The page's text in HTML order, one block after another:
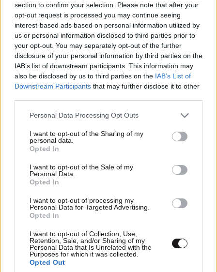
section to confirm your selection. Please note that after your
opt-out request is processed you may continue seeing
interest-based ads based on personal information utilized by
us or personal information disclosed to third parties prior to
your opt-out. You may separately opt-out of the further
disclosure of your personal information by third parties on the
IAB’s list of downstream participants. This information may
also be disclosed by us to third parties on the IAB’s List of
Downstream Participants that may further disclose it to other
Please note that this website/app uses one or more Google
not limited to your visit or usage behaviour. You may click to
grant or deny consent to Google and its third-party tags to
use your data for below specified purposes in below Google
consent section.
Personal Data Processing Opt Outs
I want to opt-out of the Sharing of my
personal data.
Opted In
I want to opt-out of the Sale of my
Personal Data.
Opted In
I want to opt-out of processing my
Personal Data for Targeted Advertising.
Opted In
I want to opt-out of Collection, Use,
Retention, Sale, and/or Sharing of my
Personal Data that Is Unrelated with the
Purposes for which it was collected.
Opted Out
Το φαραωνικών διαστάσεων κτίριο που χτίζει ο
Έλον Μασκ λέγεται Terafab και θα κοστίσει 16,8